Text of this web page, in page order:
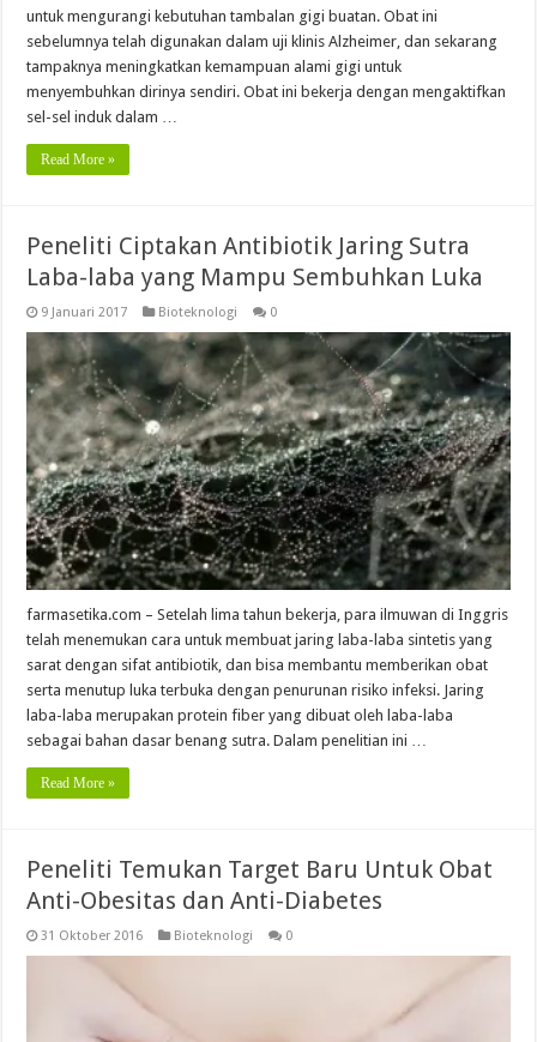
untuk mengurangi kebutuhan tambalan gigi buatan. Obat ini
sebelumnya telah digunakan dalam uji klinis Alzheimer, dan sekarang
tampaknya meningkatkan kemampuan alami gigi untuk
menyembuhkan dirinya sendiri. Obat ini bekerja dengan mengaktifkan
sel-sel induk dalam …
Read More »
Peneliti Ciptakan Antibiotik Jaring Sutra
Laba-laba yang Mampu Sembuhkan Luka
9 Januari 2017 Bioteknologi 0
farmasetika.com – Setelah lima tahun bekerja, para ilmuwan di Inggris
telah menemukan cara untuk membuat jaring laba-laba sintetis yang
sarat dengan sifat antibiotik, dan bisa membantu memberikan obat
serta menutup luka terbuka dengan penurunan risiko infeksi. Jaring
laba-laba merupakan protein fiber yang dibuat oleh laba-laba
sebagai bahan dasar benang sutra. Dalam penelitian ini …
Read More »
Peneliti Temukan Target Baru Untuk Obat
Anti-Obesitas dan Anti-Diabetes
31 Oktober 2016 Bioteknologi 0